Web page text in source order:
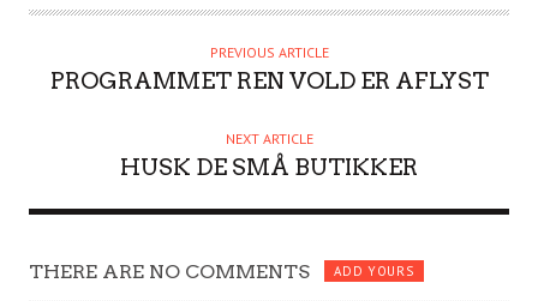
T
PREVIOUS ARTICLE
PROGRAMMET REN VOLD ER AFLYST
NEXT ARTICLE
HUSK DE SMÅ BUTIKKER
THERE ARE NO COMMENTS ADD YOURS